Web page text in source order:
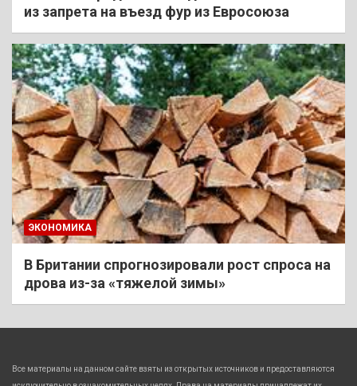
из запрета на въезд фур из Евросоюза
ЭКОНОМИКА
В Британии спрогнозировали рост спроса на
дрова из-за «тяжелой зимы»
Все материалы на данном сайте взяты из открытых источников и предоставляются